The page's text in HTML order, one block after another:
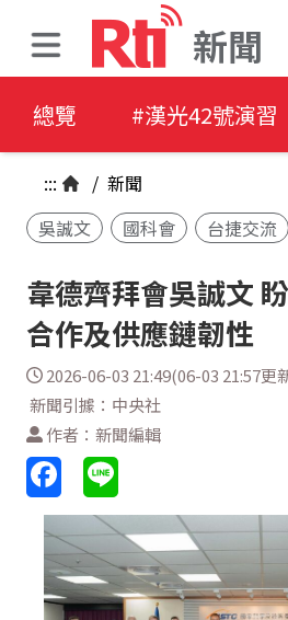
新聞
總覽 #漢光42號演習
::: / 新聞
吳誠文
國科會 台捷交流
韋德齊拜會吳誠文
合作及供應鏈韌性
2026-06-03 21:49(06-03 21:57更
新聞引據：中央社
作者：新聞編輯